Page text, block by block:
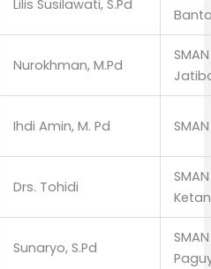
Lilis Susilawati, S.Pd
Nurokhman, M.Pd
SMAN
Ihdi Amin, M. Pd
Drs. Tohidi
SMAN
Sunaryo, S.Pd
SMAN